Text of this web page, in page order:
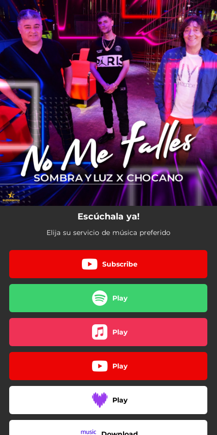
You're all set!
No Me Falles
03:37
Escúchala ya!
Elija su servicio de música preferido
Subscribe
Play
Play
Play
Play
.